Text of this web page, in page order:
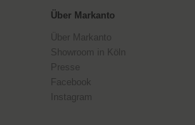
Über Markanto
Über Markanto
Showroom in Köln
Presse
Facebook
Instagram